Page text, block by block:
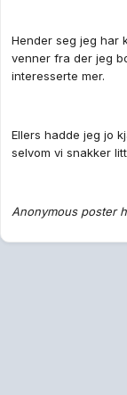
Hender seg jeg har
venner fra der jeg
interesserte mer.
Ellers hadde jeg jo
selvom vi snakker
Anonymous poster